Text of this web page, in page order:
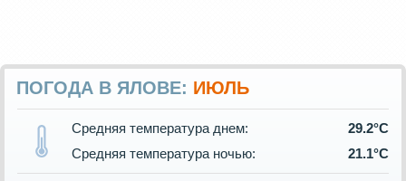
ПОГОДА В ЯЛОВЕ: ИЮЛЬ
Средняя температура днем:
29.2°C
Средняя температура ночью:
21.1°C